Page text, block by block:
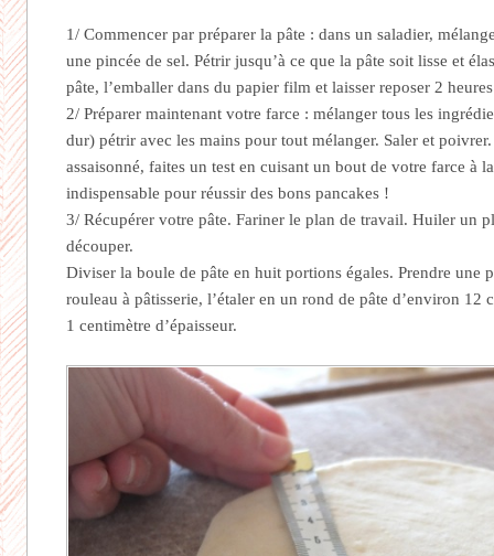
1/ Commencer par préparer la pâte : dans un saladier,
une pincée de sel. Pétrir jusqu’à ce que la pâte soit lisse et
pâte, l’emballer dans du papier film et laisser reposer 2
2/ Préparer maintenant votre farce : mélanger tous les
dur) pétrir avec les mains pour tout mélanger. Saler et
assaisonné, faites un test en cuisant un bout de votre farce à
indispensable pour réussir des bons pancakes !
3/ Récupérer votre pâte. Fariner le plan de travail. Huiler un
découper.
Diviser la boule de pâte en huit portions égales. Prendre une
rouleau à pâtisserie, l’étaler en un rond de pâte d’environ 12
1 centimètre d’épaisseur.